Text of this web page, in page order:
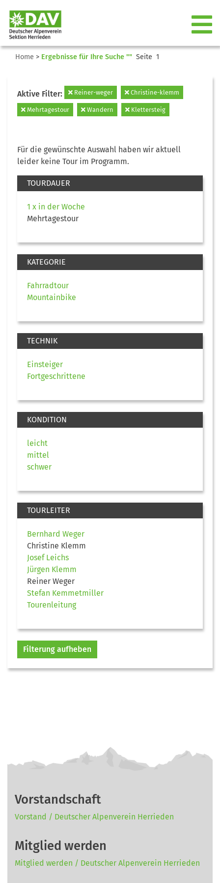
Home > Ergebnisse für Ihre Suche "" Seite 1
Aktive Filter: Reiner-weger Christine-klemm
Mehrtagestour Wandern Klettersteig
Für die gewünschte Auswahl haben wir aktuell
leider keine Tour im Programm.
TOURDAUER
1 x in der Woche
Mehrtagestour
KATEGORIE
Fahrradtour
Mountainbike
TECHNIK
Einsteiger
Fortgeschrittene
KONDITION
leicht
mittel
schwer
TOURLEITER
Bernhard Weger
Christine Klemm
Josef Leichs
Jürgen Klemm
Reiner Weger
Stefan Kemmetmiller
Tourenleitung
Filterung aufheben
Vorstandschaft
Vorstand / Deutscher Alpenverein Herrieden
Mitglied werden
Mitglied werden / Deutscher Alpenverein Herrieden